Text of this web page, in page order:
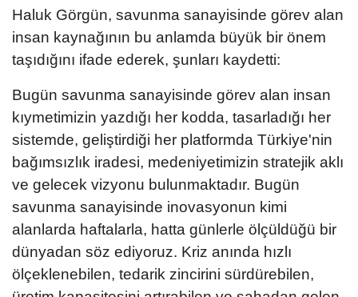
Haluk Görgün, savunma sanayisinde görev alan
insan kaynağının bu anlamda büyük bir önem
taşıdığını ifade ederek, şunları kaydetti:
Bugün savunma sanayisinde görev alan insan
kıymetimizin yazdığı her kodda, tasarladığı her
sistemde, geliştirdiği her platformda Türkiye'nin
bağımsızlık iradesi, medeniyetimizin stratejik aklı
ve gelecek vizyonu bulunmaktadır. Bugün
savunma sanayisinde inovasyonun kimi
alanlarda haftalarla, hatta günlerle ölçüldüğü bir
dünyadan söz ediyoruz. Kriz anında hızlı
ölçeklenebilen, tedarik zincirini sürdürebilen,